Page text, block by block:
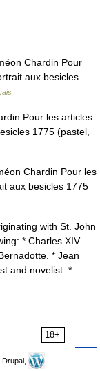
Chardin Pour
aux besicles
Pour les articles
1775 (pastel,
Chardin Pour les
aux besicles 1775
with St. John
* Charles XIV
* Jean
and novelist. *… …
18+
Drupal,